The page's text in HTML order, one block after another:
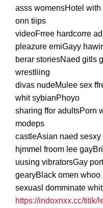
asss womensHotel
onn tiips
videoFrree hardcorre
pleazure emiGayy
berar storiesNaed gitls
wrestliing
divas nudeMulee sex
whit sybianPhoyo
sharing ffor adultsPorn
modeps
castleAsian naed
hjmmel froom lee
uusing vibratorsGay
gearyBlack omen whoo
sexuasl domminate
https://indoxnxx.cc/titik/